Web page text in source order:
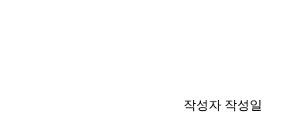
작성자 작성일